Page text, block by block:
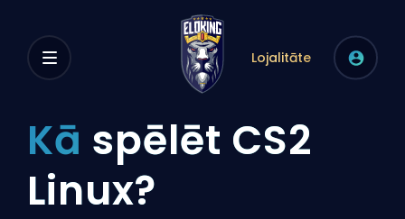
Lojalitāte
Kā spēlēt CS2
Linux?